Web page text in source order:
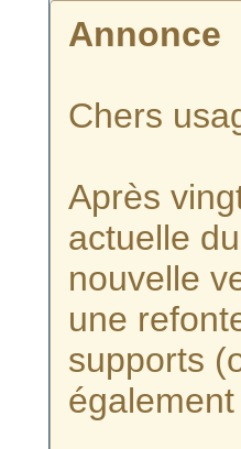
Annonce
Chers
Après
actuelle
nouvelle
une
supports